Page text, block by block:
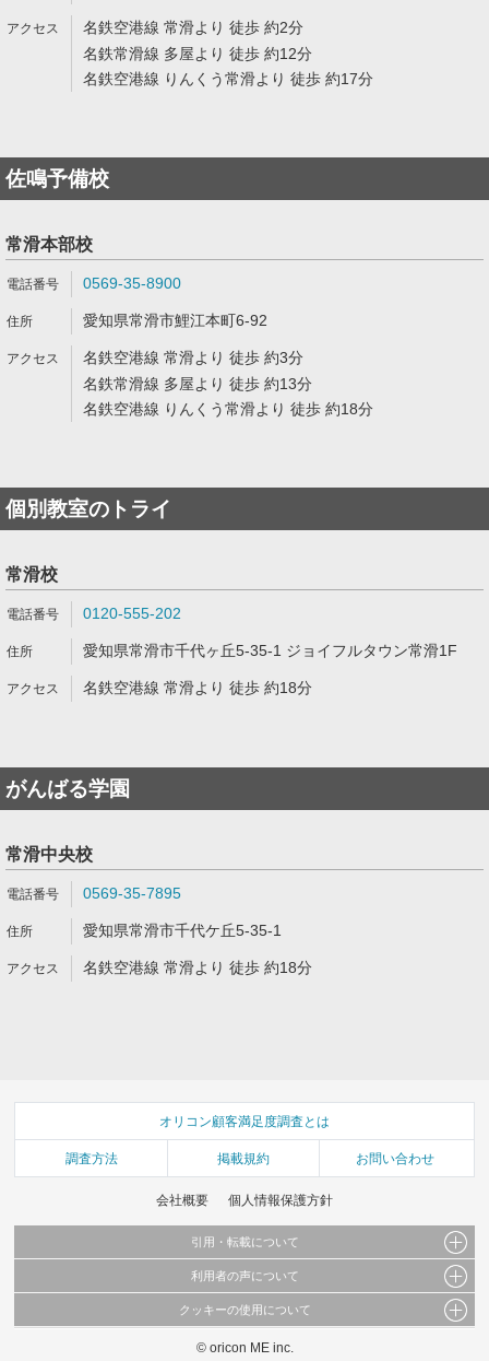
名鉄空港線 常滑より 徒歩 約2分
名鉄常滑線 多屋より 徒歩 約12分
名鉄空港線 りんくう常滑より 徒歩 約17分
佐鳴予備校
常滑本部校
0569-35-8900
愛知県常滑市鯉江本町6-92
名鉄空港線 常滑より 徒歩 約3分
名鉄常滑線 多屋より 徒歩 約13分
名鉄空港線 りんくう常滑より 徒歩 約18分
個別教室のトライ
常滑校
0120-555-202
愛知県常滑市千代ヶ丘5-35-1 ジョイフルタウン常滑1F
名鉄空港線 常滑より 徒歩 約18分
がんばる学園
常滑中央校
0569-35-7895
愛知県常滑市千代ケ丘5-35-1
名鉄空港線 常滑より 徒歩 約18分
オリコン顧客満足度調査とは
調査方法 掲載規約 お問い合わせ
会社概要 個人情報保護方針
引用・転載について
当サイトで公開されている情報（文字、写真、イラスト、画像データ等）及びこれらの配
これらの情報を権利者の許可なく無断転載・複製などの二次利用を行うことは固く禁じて
利用者の声について
当サイトに掲載している内容はすべてサービスの利用者が提出された見解・感想です。
弊社の見解・ 意見ではないことをご理解いただいた上でご覧ください。
クッキーの使用について
このサイトでは Cookie を使用して、ユーザーに合わせたコンテンツや広告の表示、ソー
© oricon ME inc.